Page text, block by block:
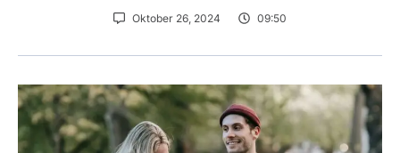
Oktober 26, 2024 09:50